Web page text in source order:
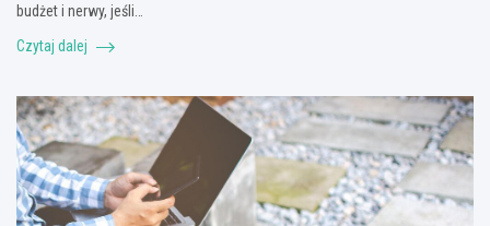
budżet i nerwy, jeśli…
Czytaj dalej